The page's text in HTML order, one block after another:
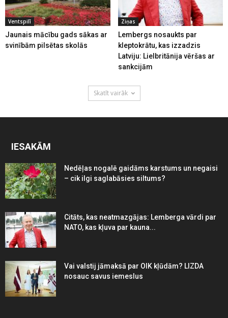
Ventspilī
Jaunais mācību gads sākas ar
svinībām pilsētas skolās
Ziņas
Lembergs nosaukts par
kleptokrātu, kas izzadzis
Latviju: Lielbritānija vēršas ar
sankcijām
Skatīt vairāk
IESAKĀM
Nedēļas nogalē gaidāms karstums un negaisi
– cik ilgi saglabāsies siltums?
Citāts, kas neatmazgājas: Lemberga vārdi par
NATO, kas kļuva par kauna...
Vai valstij jāmaksā par OIK kļūdām? LIZDA
nosauc savus iemeslus